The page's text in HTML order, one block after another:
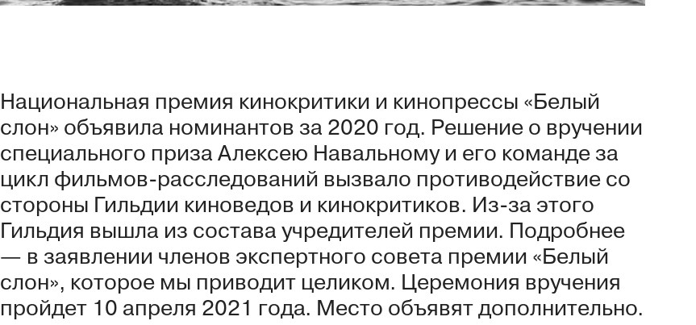
Национальная премия кинокритики и кинопрессы «Белый
слон» объявила номинантов за 2020 год. Решение о вручении
специального приза Алексею Навальному и его команде за
цикл фильмов-расследований вызвало противодействие со
стороны Гильдии киноведов и кинокритиков. Из-за этого
Гильдия вышла из состава учредителей премии. Подробнее
— в заявлении членов экспертного совета премии «Белый
слон», которое мы приводит целиком. Церемония вручения
пройдет 10 апреля 2021 года. Место объявят дополнительно.